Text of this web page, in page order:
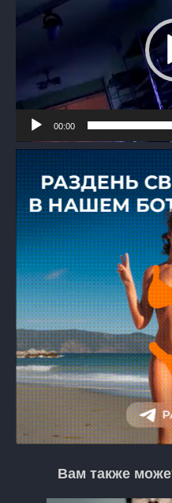
00:00
Вам также